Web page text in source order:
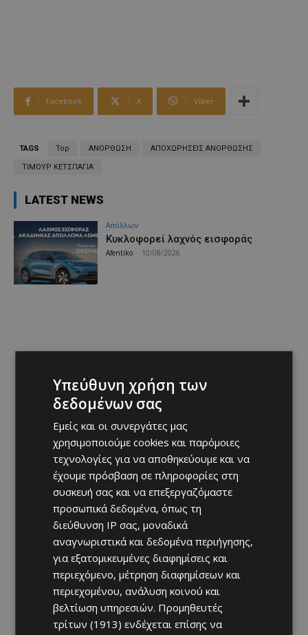
Facebook X Viber
TAGS Top ΑΝΟΡΘΩΣΗ ΑΠΟΧΩΡΗΣΕΙΣ ΑΝΟΡΘΩΣΗΣ
ΤΙΜΟΥΡ ΚΕΤΣΠΑΓΙΑ
LATEST NEWS
Απόλλων
Κυκλοφορεί λαχνός εισφοράς
Afentiko 10/08/2026
Υπεύθυνη χρήση των
δεδομένων σας
Εμείς και οι συνεργάτες μας
χρησιμοποιούμε cookies και παρόμοιες
τεχνολογίες για να αποθηκεύουμε και να
έχουμε πρόσβαση σε πληροφορίες στη
συσκευή σας και να επεξεργαζόμαστε
προσωπικά δεδομένα, όπως τη
διεύθυνση IP σας, μοναδικά
αναγνωριστικά και δεδομένα περιήγησης,
για εξατομικευμένες διαφημίσεις και
περιεχόμενο, μέτρηση διαφημίσεων και
περιεχομένου, ανάλυση κοινού και
βελτίωση υπηρεσιών. Προμηθευτές
τρίτων (1913) ενδέχεται επίσης να